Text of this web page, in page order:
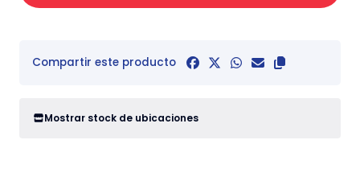
Compartir este producto
Mostrar stock de ubicaciones